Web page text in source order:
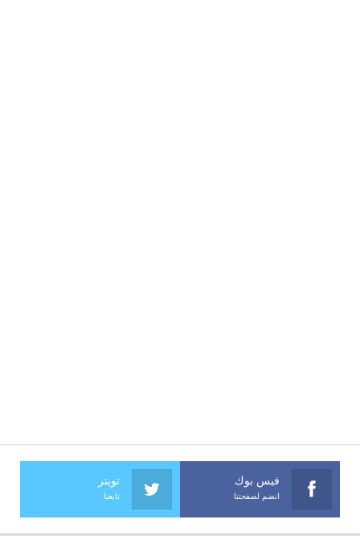
فيس بوك
انضم لصفحتنا
تويتر
تابعنا